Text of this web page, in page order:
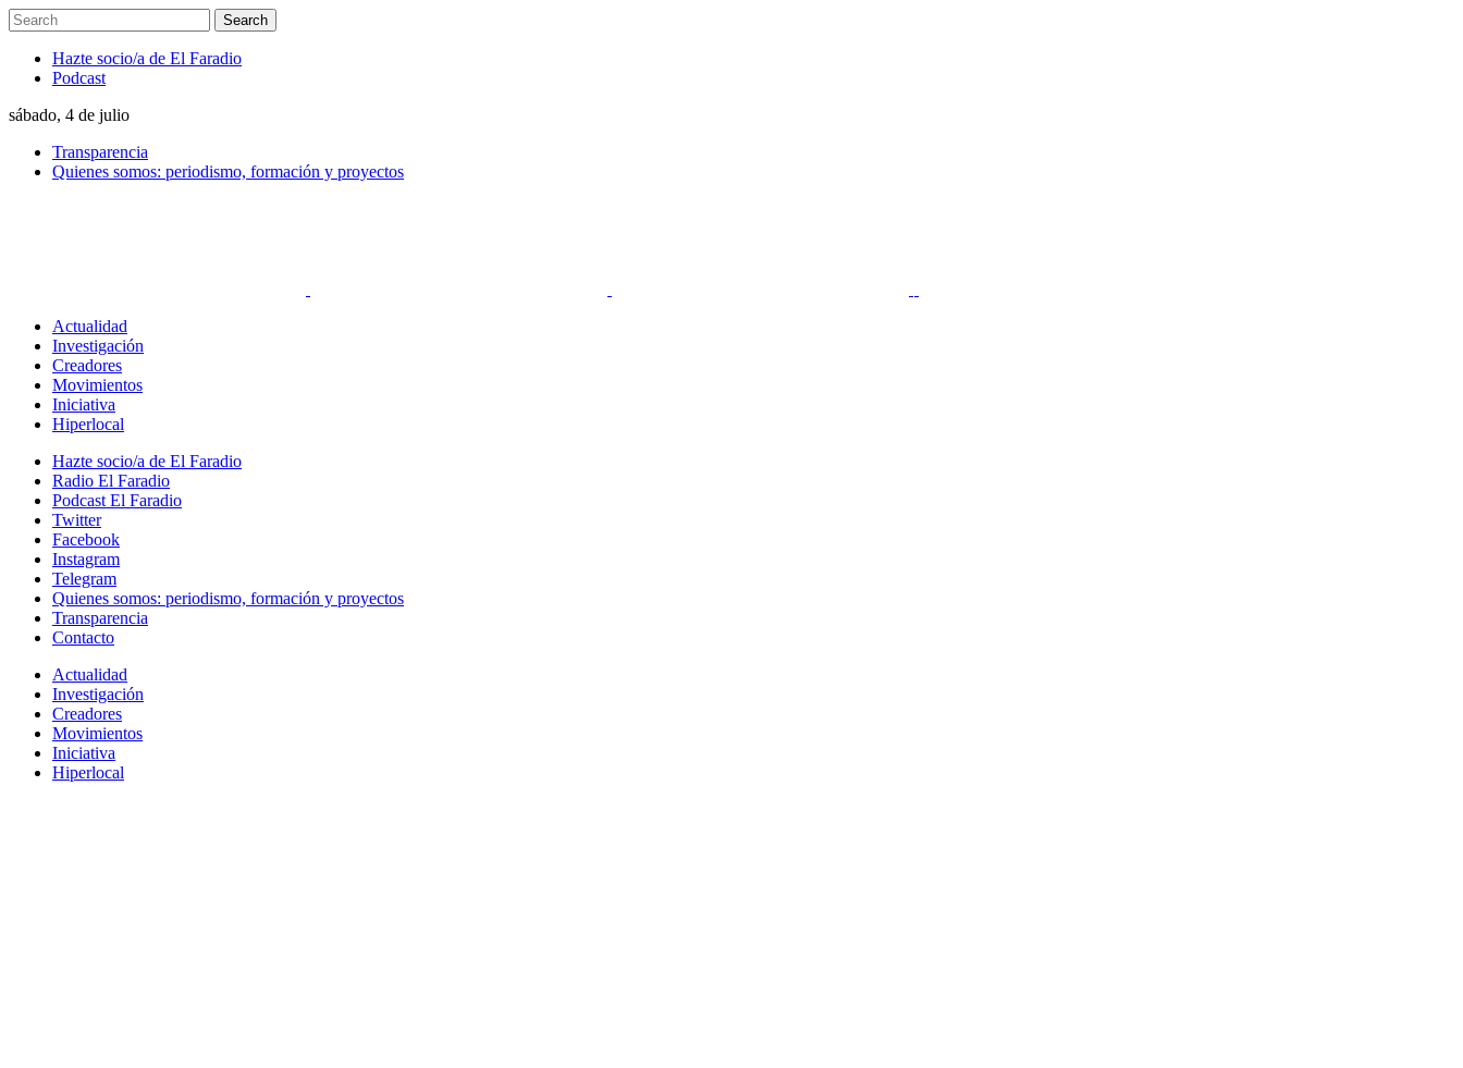
Hazte socio/a de El Faradio
Podcast
sábado, 4 de julio
Transparencia
Quienes somos: periodismo, formación y proyectos
Actualidad
Investigación
Creadores
Movimientos
Iniciativa
Hiperlocal
Hazte socio/a de El Faradio
Radio El Faradio
Podcast El Faradio
Twitter
Facebook
Instagram
Telegram
Quienes somos: periodismo, formación y proyectos
Transparencia
Contacto
Actualidad
Investigación
Creadores
Movimientos
Iniciativa
Hiperlocal